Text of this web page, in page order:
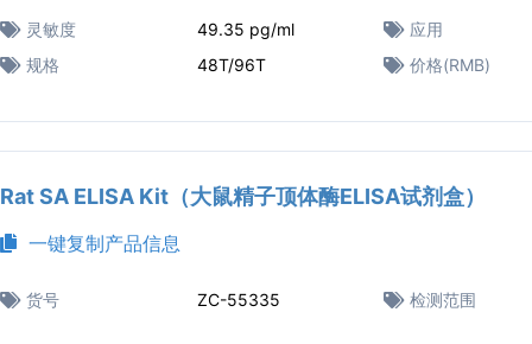
灵敏度
49.35 pg/ml 应用
规格
48T/96T 价格(RMB)
Rat SA ELISA Kit（大鼠精子顶体酶ELISA试剂盒）
一键复制产品信息
货号 ZC-55335 检测范围